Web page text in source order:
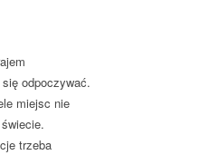
odpoczywać.
miejsc nie
trzeba